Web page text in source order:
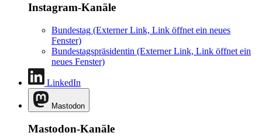
Instagram-Kanäle
Bundestag (Externer Link, Link öffnet ein neues
Fenster)
Bundestagspräsidentin (Externer Link, Link öffnet ein
neues Fenster)
LinkedIn
Mastodon
Mastodon-Kanäle